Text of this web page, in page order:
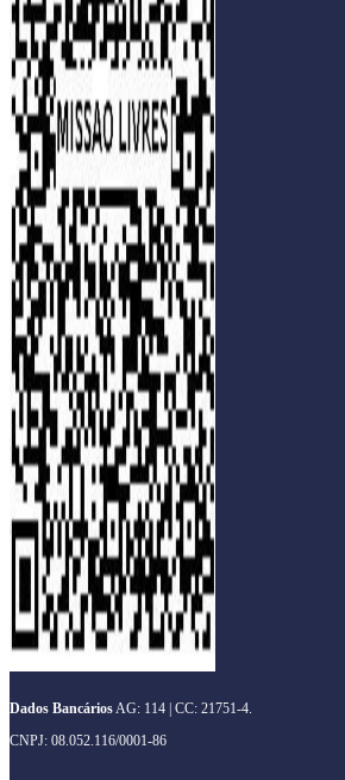
Dados BancáriosAG: 114 | CC: 21751-4.
CNPJ: 08.052.116/0001-86